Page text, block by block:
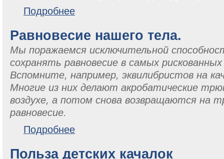
Подробнее
Равновесие нашего тела.
Мы поражаемся исключительной
сохранять равновесие в самых
Вспомните, например, эквилибристов на
Многие из них делают акробатические
воздухе, а потом снова возвращаются на
равновесие.
Подробнее
Польза детских качалок